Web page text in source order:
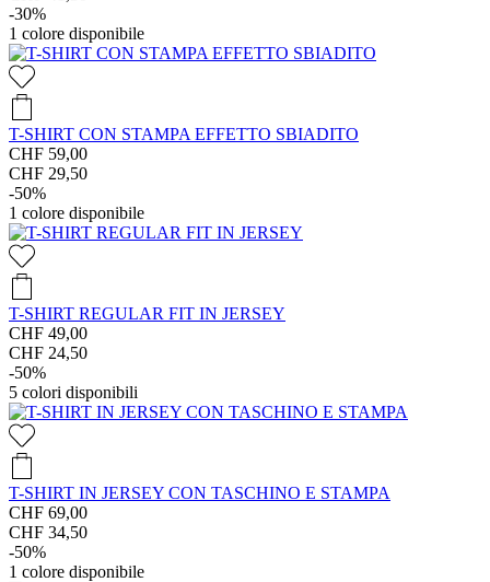
-30%
1 colore disponibile
T-SHIRT CON STAMPA EFFETTO SBIADITO
CHF 59,00
CHF 29,50
-50%
1 colore disponibile
T-SHIRT REGULAR FIT IN JERSEY
CHF 49,00
CHF 24,50
-50%
5 colori disponibili
T-SHIRT IN JERSEY CON TASCHINO E STAMPA
CHF 69,00
CHF 34,50
-50%
1 colore disponibile